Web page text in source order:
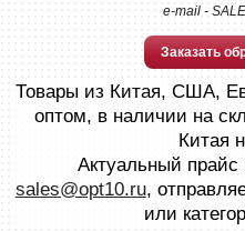
e-mail -
Заказать
Товары из Китая, США,
оптом, в наличии на
Китая
Актуальный прайс
sales@opt10.ru,
или